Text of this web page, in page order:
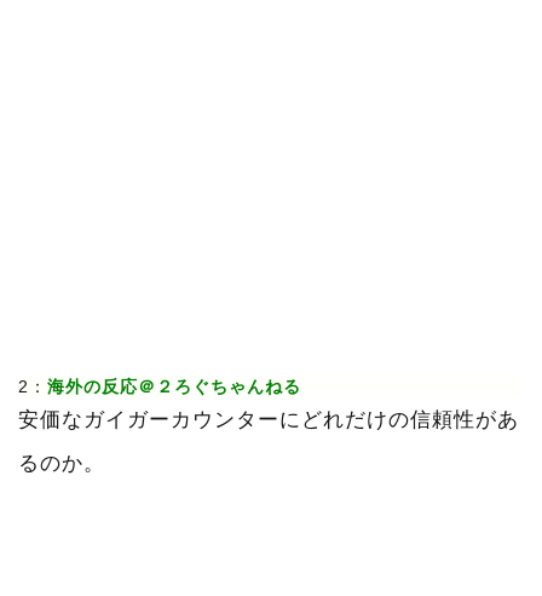
2： 海外の反応＠２ろぐちゃんねる
安価なガイガーカウンターにどれだけの信頼性があ
るのか。